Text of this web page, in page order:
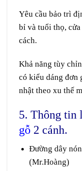
Yêu cầu bảo trì
bỉ và tuổi thọ, cửa
cách.
Khả năng tùy
có kiểu dáng đơn
nhật theo xu thế
5. Thông tin
gỗ 2 cánh.
Đường dây
(Mr.Hoàng)